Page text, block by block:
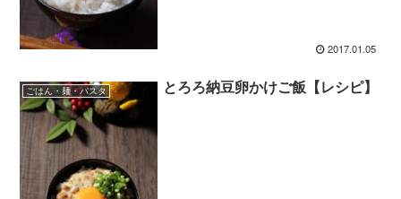
2017.01.05
ごはん・麺・パスタ とろろ納豆卵かけご飯【レシピ】